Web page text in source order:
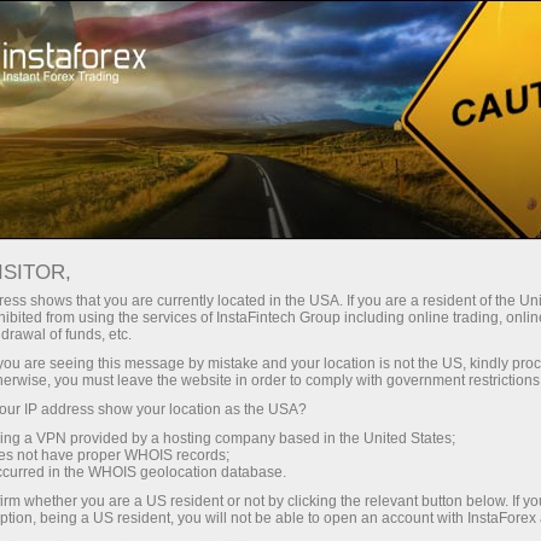
Mengenai InstaForex
Sejarah Syarikat
InstaForex
InstaForex telah ditubuhkan pada tahun 2007
oleh kumpulan syarikat InstaFintech. Selepas
pendaftaran, broker menandatangani kontrak
dengan MetaQuotes Software, penyedia
perisian dagangan atas talian yang terkemuka,
dan penyedia berita terbesar, seperti eSignal,
shows that you are currently located in the USA. If you are a resident of the
from using the services of InstaFintech Group including online trading,
of funds, etc.
are seeing this message by mistake and your location is not the US, kindly
you must leave the website in order to comply with government
IP address show your location as the USA?
a VPN provided by a hosting company based in the United States;
not have proper WHOIS records;
in the WHOIS geolocation database.
whether you are a US resident or not by clicking the relevant button below. If
being a US resident, you will not be able to open an account with InstaForex